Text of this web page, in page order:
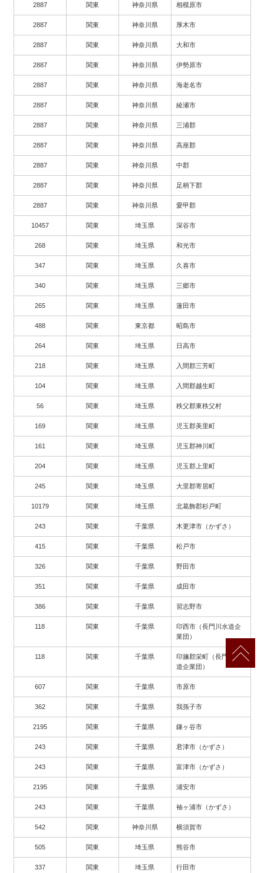
2887 関東 神奈川県 相模原市
2887 関東 神奈川県 厚木市
2887 関東 神奈川県 大和市
2887 関東 神奈川県 伊勢原市
2887 関東 神奈川県 海老名市
2887 関東 神奈川県 綾瀬市
2887 関東 神奈川県 三浦郡
2887 関東 神奈川県 高座郡
2887 関東 神奈川県 中郡
2887 関東 神奈川県 足柄下郡
2887 関東 神奈川県 愛甲郡
10457 関東 埼玉県 深谷市
268 関東 埼玉県 和光市
347 関東 埼玉県 久喜市
340 関東 埼玉県 三郷市
265 関東 埼玉県 蓮田市
488 関東 東京都 昭島市
264 関東 埼玉県 日高市
218 関東 埼玉県 入間郡三芳町
104 関東 埼玉県 入間郡越生町
56 関東 埼玉県 秩父郡東秩父村
169 関東 埼玉県 児玉郡美里町
161 関東 埼玉県 児玉郡神川町
204 関東 埼玉県 児玉郡上里町
245 関東 埼玉県 大里郡寄居町
10179 関東 埼玉県 北葛飾郡杉戸町
243 関東 千葉県 木更津市（かずさ）
415 関東 千葉県 松戸市
326 関東 千葉県 野田市
351 関東 千葉県 成田市
386 関東 千葉県 習志野市
118 関東 千葉県
印西市（長門川水道企
業団）
118 関東 千葉県
印旛郡栄町（長門川水
道企業団）
607 関東 千葉県 市原市
362 関東 千葉県 我孫子市
2195 関東 千葉県 鎌ヶ谷市
243 関東 千葉県 君津市（かずさ）
243 関東 千葉県 富津市（かずさ）
2195 関東 千葉県 浦安市
243 関東 千葉県 袖ヶ浦市（かずさ）
542 関東 神奈川県 横須賀市
505 関東 埼玉県 熊谷市
337 関東 埼玉県 行田市